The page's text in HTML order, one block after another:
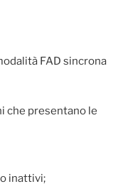
FAD sincrona
che presentano le
inattivi;